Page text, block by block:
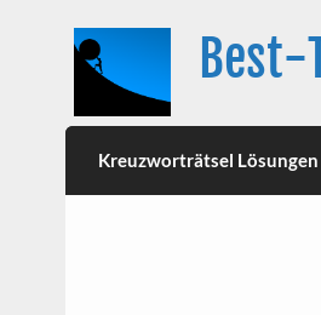
Best-
Kreuzworträtsel Lösungen